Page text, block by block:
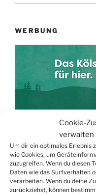
Cookie-
verwalten
Um dir ein optimales Erlebnis
wie Cookies, um
zuzugreifen. Wenn du diesen
Daten wie das Surfverhalten
verarbeiten. Wenn du deine
zurückziehst, können
WERBUNG
21.06. bis
30.08.
09.08.